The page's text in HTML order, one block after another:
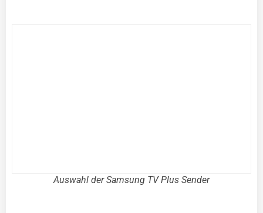
Auswahl der Samsung TV Plus Sender